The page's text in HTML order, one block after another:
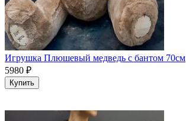
Игрушка Плюшевый медведь с бантом 70см
5980 ₽
Купить